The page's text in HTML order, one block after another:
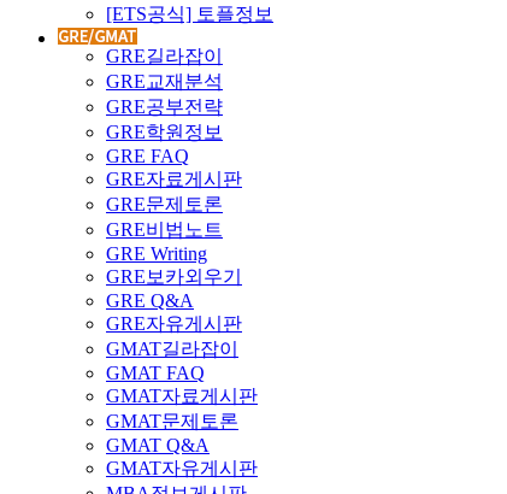
[ETS공식] 토플정보
GRE길라잡이
GRE교재분석
GRE공부전략
GRE학원정보
GRE FAQ
GRE자료게시판
GRE문제토론
GRE비법노트
GRE Writing
GRE보카외우기
GRE Q&A
GRE자유게시판
GMAT길라잡이
GMAT FAQ
GMAT자료게시판
GMAT문제토론
GMAT Q&A
GMAT자유게시판